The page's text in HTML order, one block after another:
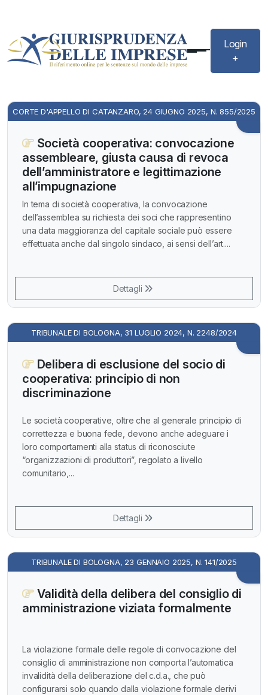
Login
+
CORTE D'APPELLO DI CATANZARO, 24 GIUGNO 2025, N. 855/2025
Società cooperativa: convocazione
assembleare, giusta causa di revoca
dell’amministratore e legittimazione
all’impugnazione
In tema di società cooperativa, la convocazione
dell’assemblea su richiesta dei soci che rappresentino
una data maggioranza del capitale sociale può essere
effettuata anche dal singolo sindaco, ai sensi dell’art....
Dettagli
TRIBUNALE DI BOLOGNA, 31 LUGLIO 2024, N. 2248/2024
Delibera di esclusione del socio di
cooperativa: principio di non
discriminazione
Le società cooperative, oltre che al generale principio di
correttezza e buona fede, devono anche adeguare i
loro comportamenti alla status di riconosciute
“organizzazioni di produttori”, regolato a livello
comunitario,...
Dettagli
TRIBUNALE DI BOLOGNA, 23 GENNAIO 2025, N. 141/2025
Validità della delibera del consiglio di
amministrazione viziata formalmente
La violazione formale delle regole di convocazione del
consiglio di amministrazione non comporta l’automatica
invalidità della deliberazione del c.d.a., che può
configurarsi solo quando dalla violazione formale derivi